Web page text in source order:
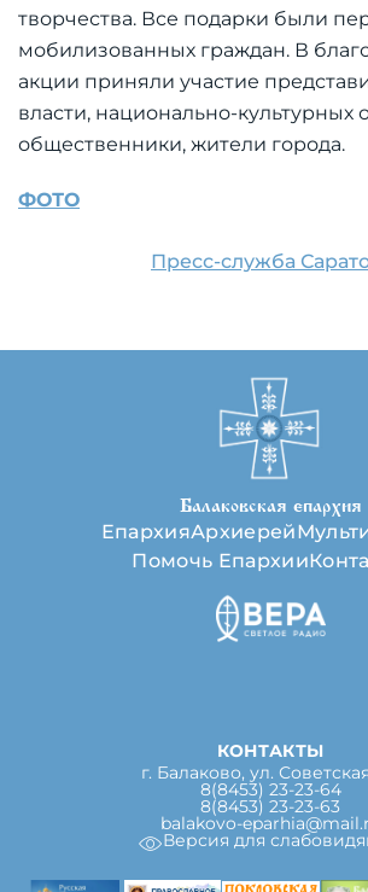
творчества. Все подарки были
мобилизованных граждан. В
акции приняли участие
власти, национально-культурных
общественники, жители города.
ФОТО
Пресс-служба
Балаковская епархия
ЕпархияАрхиерей
Помочь Епархии
КОНТАКТЫ
г. Балаково, ул.
8(8453) 23-23-64
8(8453) 23-23-63
balakovo-
Версия для